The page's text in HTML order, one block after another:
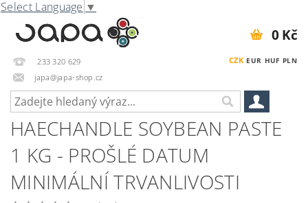
Select Language ▼
233 320 629
japa@japa-shop.cz
CZK EUR HUF PLN
0 Kč
HAECHANDLE SOYBEAN PASTE
1 KG - PROŠLÉ DATUM
MINIMÁLNÍ TRVANLIVOSTI